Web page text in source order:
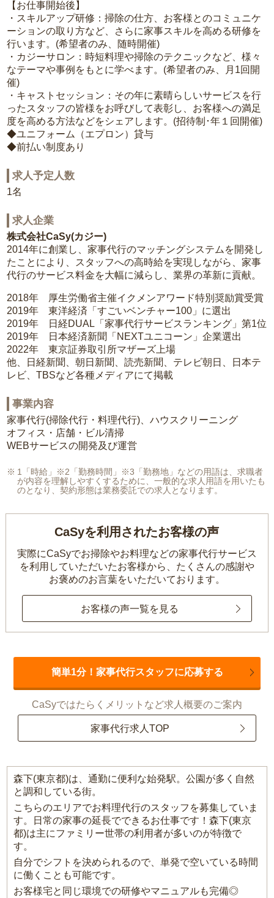
【お仕事開始後】
・スキルアップ研修：掃除の仕方、お客様とのコミュニケ
ーションの取り方など、さらに家事スキルを高める研修を
行います。(希望者のみ、随時開催)
・カジーサロン：時短料理や掃除のテクニックなど、様々
なテーマや事例をもとに学べます。(希望者のみ、月1回開
催)
・キャストセッション：その年に素晴らしいサービスを行
ったスタッフの皆様をお呼びして表彰し、お客様への満足
度を高める方法などをシェアします。(招待制･年１回開催)
◆ユニフォーム（エプロン）貸与
◆前払い制度あり
求人予定人数
1名
求人企業
株式会社CaSy(カジー)
2014年に創業し、家事代行のマッチングシステムを開発し
たことにより、スタッフへの高時給を実現しながら、家事
代行のサービス料金を大幅に減らし、業界の革新に貢献。
2018年 厚生労働省主催イクメンアワード特別奨励賞受賞
2019年 東洋経済「すごいベンチャー100」に選出
2019年 日経DUAL「家事代行サービスランキング」第1位
2019年 日本経済新聞「NEXTユニコーン」企業選出
2022年 東京証券取引所マザーズ上場
他、日経新聞、朝日新聞、読売新聞、テレビ朝日、日本テ
レビ、TBSなど各種メディアにて掲載
事業内容
家事代行(掃除代行・料理代行)、ハウスクリーニング
オフィス・店舗・ビル清掃
WEBサービスの開発及び運営
1「時給」※2「勤務時間」※3「勤務地」などの用語は、求職者
が内容を理解しやすくするために、一般的な求人用語を用いたも
のとなり、契約形態は業務委託での求人となります。
CaSyを利用されたお客様の声
実際にCaSyでお掃除やお料理などの家事代行サービス
を利用していただいたお客様から、 たくさんの感謝や
お褒めのお言葉をいただいております。
お客様の声一覧を見る
簡単1分！家事代行スタッフに応募する
CaSyではたらくメリットなど求人概要のご案内
家事代行求人TOP
森下(東京都)は、通勤に便利な始発駅。公園が多く自然
と調和している街。
こちらのエリアでお料理代行のスタッフを募集していま
す。日常の家事の延長でできるお仕事です！森下(東京
都)は主にファミリー世帯の利用者が多いのが特徴で
す。
自分でシフトを決められるので、単発で空いている時間
に働くことも可能です。
お客様宅と同じ環境での研修やマニュアルも完備◎